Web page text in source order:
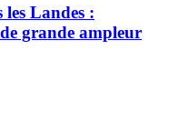
les Landes :
grande ampleur